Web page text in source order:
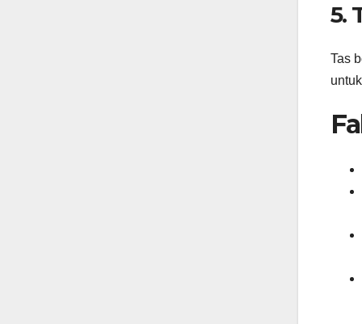
5.
Tas